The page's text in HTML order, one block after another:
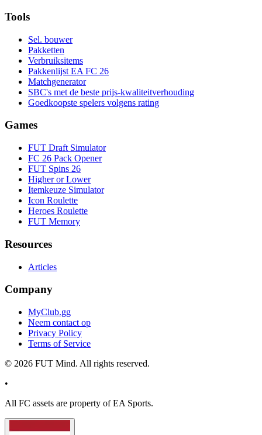
Tools
Sel. bouwer
Pakketten
Verbruiksitems
Pakkenlijst EA FC 26
Matchgenerator
SBC's met de beste prijs-kwaliteitverhouding
Goedkoopste spelers volgens rating
Games
FUT Draft Simulator
FC 26 Pack Opener
FUT Spins 26
Higher or Lower
Itemkeuze Simulator
Icon Roulette
Heroes Roulette
FUT Memory
Resources
Articles
Company
MyClub.gg
Neem contact op
Privacy Policy
Terms of Service
© 2026 FUT Mind. All rights reserved.
•
All FC assets are property of EA Sports.